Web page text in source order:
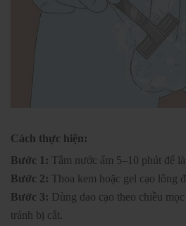
Cách thực hiện:
Bước 1: Tắm nước ấm 5–10 phút để
Bước 2: Thoa kem hoặc gel cạo lông
Bước 3: Dùng dao cạo theo chiều
tránh bị cắt.